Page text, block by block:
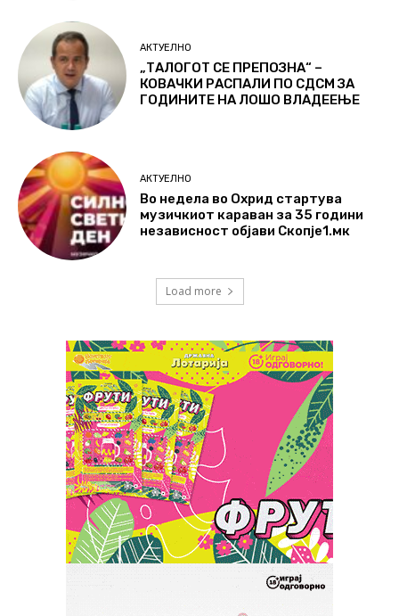
АКТУЕЛНО
„ТАЛОГОТ СЕ ПРЕПОЗНА“ –
КОВАЧКИ РАСПАЛИ ПО СДСМ ЗА
ГОДИНИТЕ НА ЛОШО ВЛАДЕЕЊЕ
АКТУЕЛНО
Во недела во Охрид стартува
музичкиот караван за 35 години
независност објави Скопје1.мк
Load more